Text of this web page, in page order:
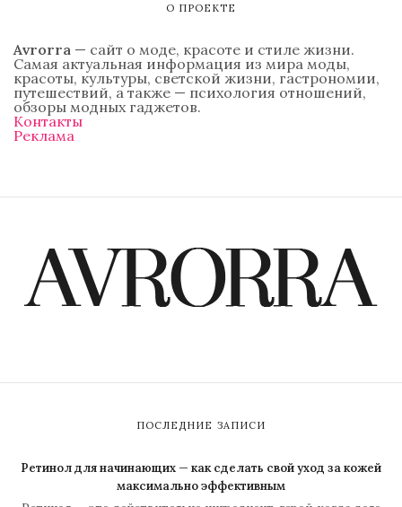
О ПРОЕКТЕ
Avrorra — сайт о моде, красоте и стиле жизни.
Самая актуальная информация из мира моды,
красоты, культуры, светской жизни, гастрономии,
путешествий, а также — психология отношений,
обзоры модных гаджетов.
Контакты
Реклама
ПОСЛЕДНИЕ ЗАПИСИ
Ретинол для начинающих — как сделать свой уход за кожей
максимально эффективным